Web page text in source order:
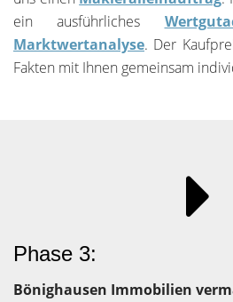
ein ausführliches
Marktwertanalyse. Der
Fakten mit Ihnen gemeinsam
Phase 3:
Bönighausen Immobilien